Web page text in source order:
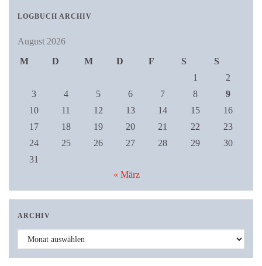
LOGBUCH ARCHIV
August 2026
M
D M D F S
S
1
2
3
4 5 6 7 8
9
10
11 12 13 14 15
16
17
18 19 20 21 22
23
24
25 26 27 28 29
30
31
« März
ARCHIV
Archiv